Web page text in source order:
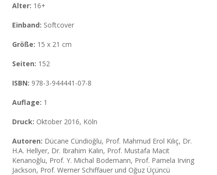
Alter: 16+
Einband: Softcover
Größe: 15 x 21 cm
Seiten: 152
ISBN: 978-3-944441-07-8
Auflage: 1
Druck: Oktober 2016, Köln
Autoren: Dücane Cündioğlu, Prof. Mahmud Erol Kılıç, Dr.
H.A. Hellyer, Dr. Ibrahim Kalın, Prof. Mustafa Macit
Kenanoğlu, Prof. Y. Michal Bodemann, Prof. Pamela Irving
Jackson, Prof. Werner Schiffauer und Oğuz Üçüncü